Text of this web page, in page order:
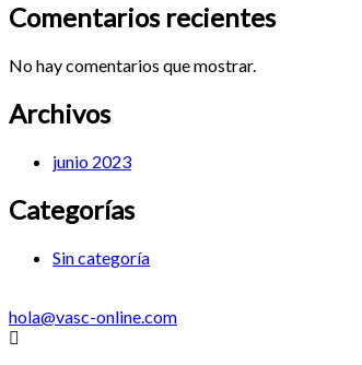
Comentarios recientes
No hay comentarios que mostrar.
Archivos
junio 2023
Categorías
Sin categoría
hola@vasc-online.com
Menú